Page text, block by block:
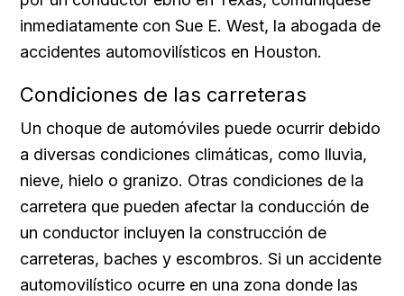
inmediatamente con Sue E. West, la abogada de
accidentes automovilísticos en Houston.
Condiciones de las carreteras
Un choque de automóviles puede ocurrir debido
a diversas condiciones climáticas, como lluvia,
nieve, hielo o granizo. Otras condiciones de la
carretera que pueden afectar la conducción de
un conductor incluyen la construcción de
carreteras, baches y escombros. Si un accidente
automovilístico ocurre en una zona donde las